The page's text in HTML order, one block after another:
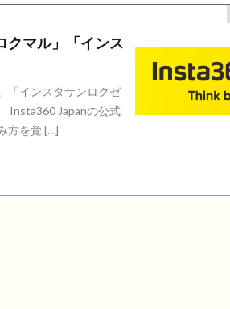
クマル」「インス
「インスタサンロクゼ
Insta360 Japanの公式
方を覚 […]